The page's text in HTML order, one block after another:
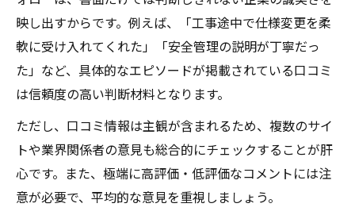
映し出すからです。例えば、「工事途中で仕様変更を柔
軟に受け入れてくれた」「安全管理の説明が丁寧だっ
た」など、具体的なエピソードが掲載されている口コミ
は信頼度の高い判断材料となります。
ただし、口コミ情報は主観が含まれるため、複数のサイ
トや業界関係者の意見も総合的にチェックすることが肝
心です。また、極端に高評価・低評価なコメントには注
意が必要で、平均的な意見を重視しましょう。